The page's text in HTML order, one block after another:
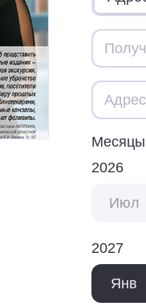
Месяцы
2026
Июл
2027
Янв